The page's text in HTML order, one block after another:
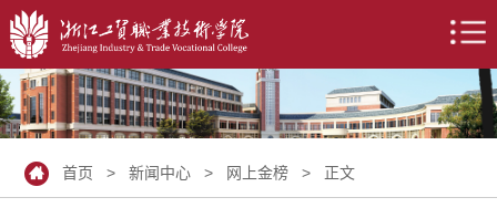
首页 >新闻中心 > 网上金榜 > 正文